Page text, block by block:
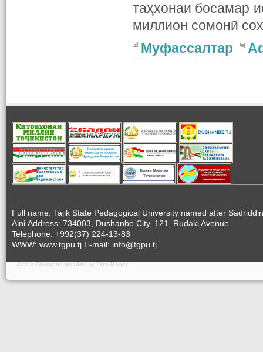
таҳхонаи босамар
миллион сомонӣ
Муфассалтар
Full name: Tajik State Pedagogical University named after Sadriddin
Aini.Address: 734003, Dushanbe City, 121, Rudaki Avenue.
Telephone: +992(37) 224-13-83
WWW: www.tgpu.tj E-mail: info@tgpu.tj
Joomla Education template by Earn Money.